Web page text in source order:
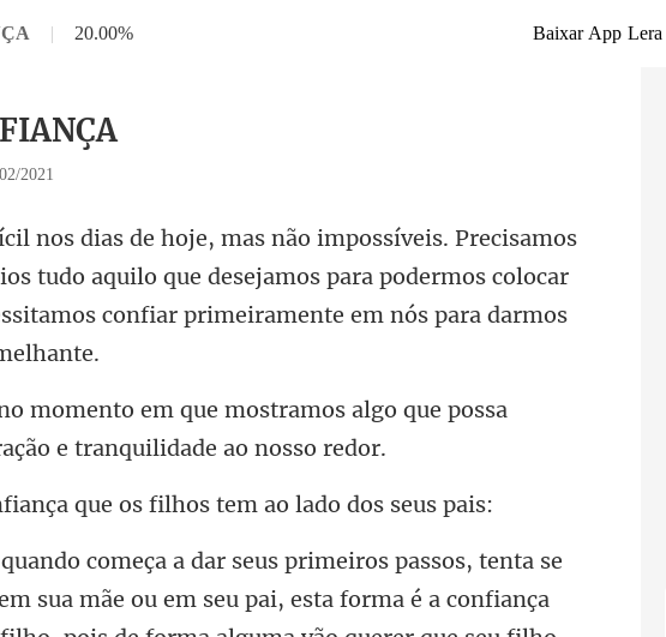
| 20.00% Baixar App Lera
2021
tudo aquilo que desejamos para podermos colocar
mostramos algo que possa
iança que os filhos tem
sua mãe ou em seu pai, esta forma é a confiança